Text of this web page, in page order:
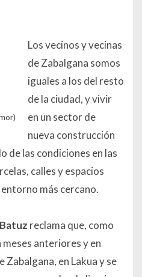
Los vecinos y vecinas
de Zabalgana somos
iguales a los del resto
de la ciudad, y vivir
en un sector de
nueva construcción
de las condiciones en las
calles y espacios
más cercano.
reclama que, como
meses anteriores y en
en Lakua y se